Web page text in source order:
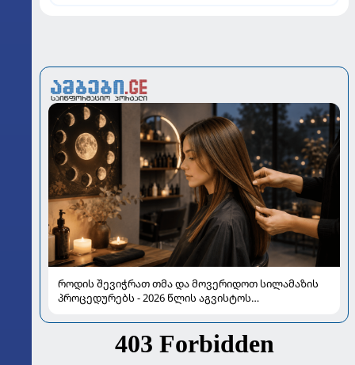
როდის შევიჭრათ თმა და მოვერიდოთ სილამაზის
პროცედურებს - 2026 წლის აგვისტოს